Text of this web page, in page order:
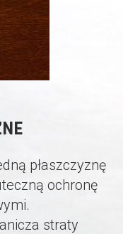
płaszczyznę
ochronę
straty